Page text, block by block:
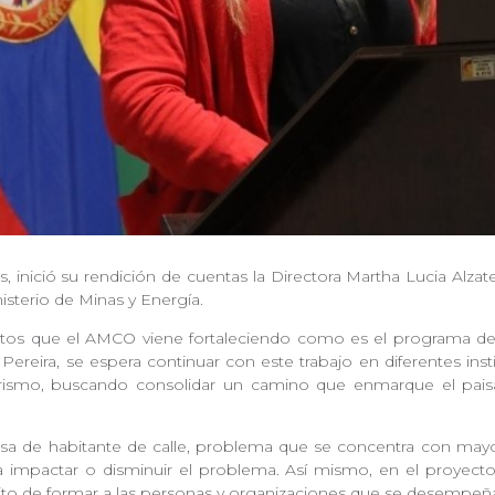
inició su rendición de cuentas la Directora Martha Lucia
de Minas y Energía.
que el AMCO viene fortaleciendo como es el programa
se espera continuar con este trabajo en diferentes
buscando consolidar un camino que enmarque el
de habitante de calle, problema que se concentra con
impactar o disminuir el problema. Así mismo, en el